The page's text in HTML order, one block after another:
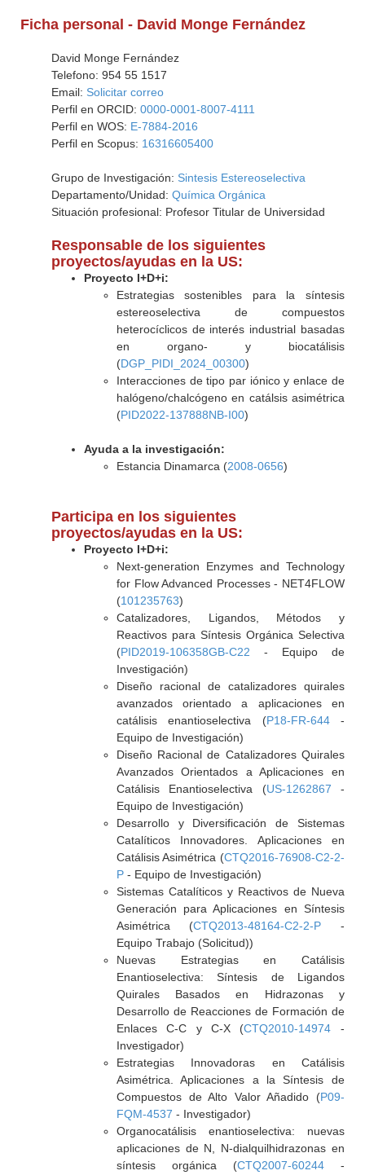
Ficha personal - David Monge Fernández
David Monge Fernández
Telefono: 954 55 1517
Email: Solicitar correo
Perfil en ORCID: 0000-0001-8007-4111
Perfil en WOS: E-7884-2016
Perfil en Scopus: 16316605400
Grupo de Investigación: Sintesis Estereoselectiva
Departamento/Unidad: Química Orgánica
Situación profesional: Profesor Titular de Universidad
Responsable de los siguientes
proyectos/ayudas en la US:
Proyecto I+D+i:
Estrategias sostenibles para la síntesis
estereoselectiva de compuestos
heterocíclicos de interés industrial basadas
en organo- y biocatálisis
(DGP_PIDI_2024_00300)
Interacciones de tipo par iónico y enlace de
halógeno/chalcógeno en catálsis asimétrica
(PID2022-137888NB-I00)
Ayuda a la investigación:
Estancia Dinamarca (2008-0656)
Participa en los siguientes
proyectos/ayudas en la US:
Proyecto I+D+i:
Next-generation Enzymes and Technology
for Flow Advanced Processes - NET4FLOW
(101235763)
Catalizadores, Ligandos, Métodos y
Reactivos para Síntesis Orgánica Selectiva
(PID2019-106358GB-C22 - Equipo de
Investigación)
Diseño racional de catalizadores quirales
avanzados orientado a aplicaciones en
catálisis enantioselectiva (P18-FR-644-
Equipo de Investigación)
Diseño Racional de Catalizadores Quirales
Avanzados Orientados a Aplicaciones en
Catálisis Enantioselectiva (US-1262867 -
Equipo de Investigación)
Desarrollo y Diversificación de Sistemas
Catalíticos Innovadores. Aplicaciones en
Catálisis Asimétrica (CTQ2016-76908-C2-2-
P- Equipo de Investigación)
Sistemas Catalíticos y Reactivos de Nueva
Generación para Aplicaciones en Síntesis
Asimétrica (CTQ2013-48164-C2-2-P -
Equipo Trabajo (Solicitud))
Nuevas Estrategias en Catálisis
Enantioselectiva: Síntesis de Ligandos
Quirales Basados en Hidrazonas y
Desarrollo de Reacciones de Formación de
Enlaces C-C y C-X (CTQ2010-14974 -
Investigador)
Estrategias Innovadoras en Catálisis
Asimétrica. Aplicaciones a la Síntesis de
Compuestos de Alto Valor Añadido (P09-
FQM-4537 - Investigador)
Organocatálisis enantioselectiva: nuevas
aplicaciones de N, N-dialquilhidrazonas en
síntesis orgánica (CTQ2007-60244-